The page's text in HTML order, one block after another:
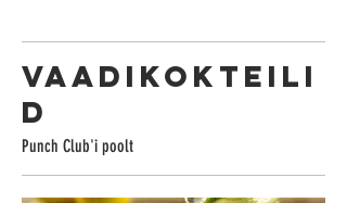
VAADIKOKTEILI
D
Punch Club'i poolt